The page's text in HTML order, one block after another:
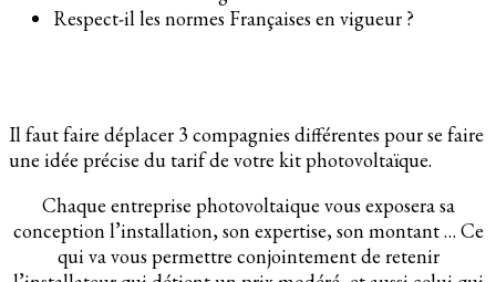
Respect-il les normes Françaises en vigueur ?
Il faut faire déplacer 3 compagnies différentes pour se faire
une idée précise du tarif de votre kit photovoltaïque.
Chaque entreprise photovoltaique vous exposera sa
conception l’installation, son expertise, son montant … Ce
qui va vous permettre conjointement de retenir